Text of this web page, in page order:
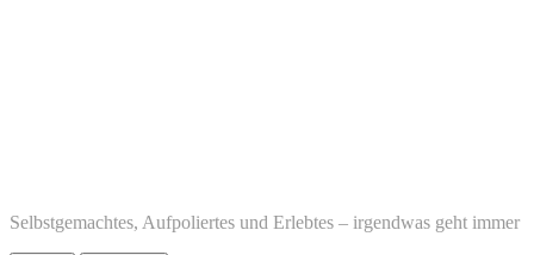
Selbstgemachtes, Aufpoliertes und Erlebtes – irgendwas geht immer